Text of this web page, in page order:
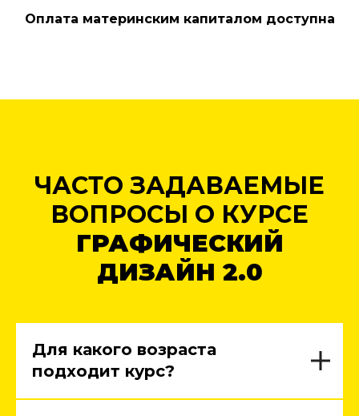
Оплата материнским капиталом доступна
ЧАСТО ЗАДАВАЕМЫЕ
ВОПРОСЫ О КУРСЕ
ГРАФИЧЕСКИЙ
ДИЗАЙН 2.0
Для какого возраста
подходит курс?